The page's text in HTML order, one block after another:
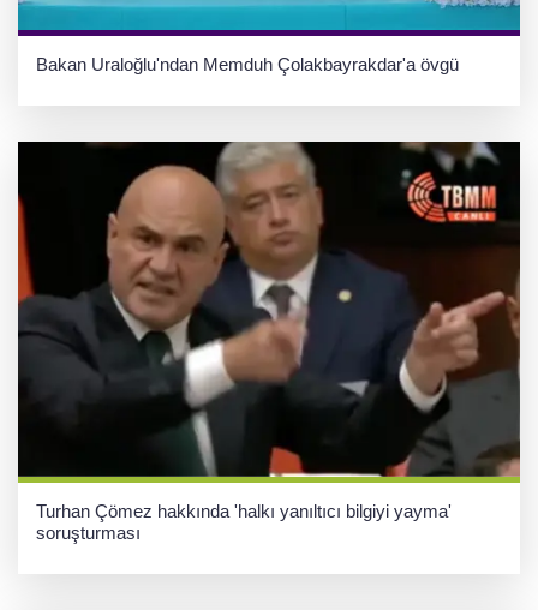
Bakan Uraloğlu'ndan Memduh Çolakbayrakdar'a övgü
Turhan Çömez hakkında 'halkı yanıltıcı bilgiyi yayma'
soruşturması